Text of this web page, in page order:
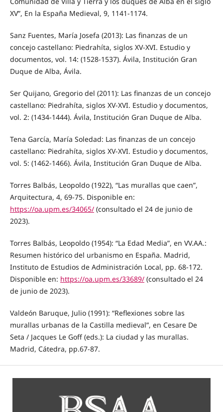
XV”, En la España Medieval, 9, 1141-1174.
Sanz Fuentes, María Josefa (2013): Las finanzas de un
concejo castellano: Piedrahíta, siglos XV-XVI. Estudio y
documentos, vol. 14: (1528-1537). Ávila, Institución Gran
Duque de Alba, Ávila.
Ser Quijano, Gregorio del (2011): Las finanzas de un concejo
castellano: Piedrahíta, siglos XV-XVI. Estudio y documentos,
vol. 2: (1434-1444). Ávila, Institución Gran Duque de Alba.
Tena García, María Soledad: Las finanzas de un concejo
castellano: Piedrahíta, siglos XV-XVI. Estudio y documentos,
vol. 5: (1462-1466). Ávila, Institución Gran Duque de Alba.
Torres Balbás, Leopoldo (1922), “Las murallas que caen”,
Arquitectura, 4, 69-75. Disponible en:
https://oa.upm.es/34065/(consultado el 24 de junio de
2023).
Torres Balbás, Leopoldo (1954): “La Edad Media”, en VV.AA.:
Resumen histórico del urbanismo en España. Madrid,
Instituto de Estudios de Administración Local, pp. 68-172.
Disponible en: https://oa.upm.es/33689/(consultado el 24
de junio de 2023).
Valdeón Baruque, Julio (1991): “Reflexiones sobre las
murallas urbanas de la Castilla medieval”, en Cesare De
Seta / Jacques Le Goff (eds.): La ciudad y las murallas.
Madrid, Cátedra, pp.67-87.